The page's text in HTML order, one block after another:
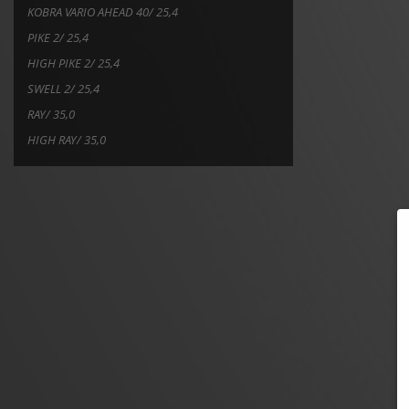
KOBRA VARIO AHEAD 40/ 25,4
PIKE 2/ 25,4
HIGH PIKE 2/ 25,4
SWELL 2/ 25,4
RAY/ 35,0
HIGH RAY/ 35,0